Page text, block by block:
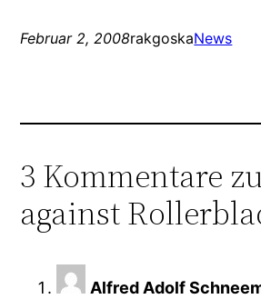
Februar 2, 2008rakgoskaNews
3 Kommentare
against
Alfred Adolf